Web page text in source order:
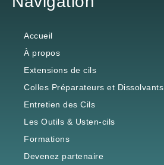
Accueil
À propos
Extensions de cils
Colles Préparateurs et Dissolvants
Entretien des Cils
Les Outils & Usten-cils
Formations
Devenez partenaire